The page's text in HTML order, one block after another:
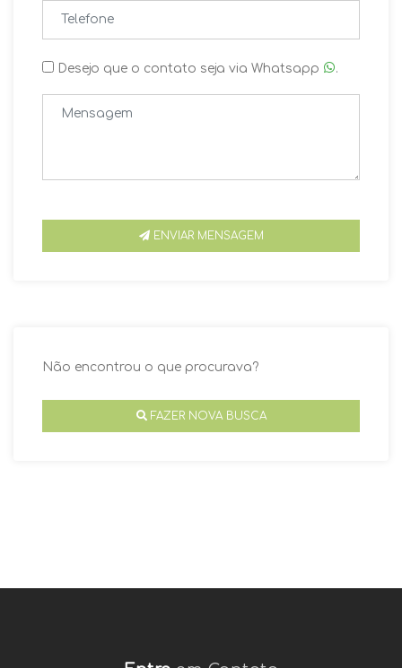
Desejo que o contato seja via Whatsapp .
ENVIAR MENSAGEM
Não encontrou o que procurava?
FAZER NOVA BUSCA